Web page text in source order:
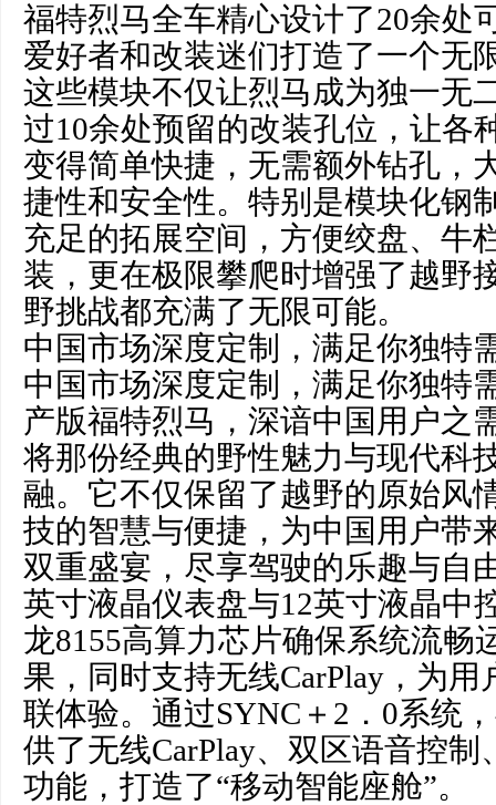
福特烈马全车精心设计了20余处
爱好者和改装迷们打造了一个无
这些模块不仅让烈马成为独一无
过10余处预留的改装孔位，让各
变得简单快捷，无需额外钻孔，
捷性和安全性。特别是模块化钢
充足的拓展空间，方便绞盘、牛
装，更在极限攀爬时增强了越野
野挑战都充满了无限可能。
中国市场深度定制，满足你独特
中国市场深度定制，满足你独特
产版福特烈马，深谙中国用户之
将那份经典的野性魅力与现代科
融。它不仅保留了越野的原始风
技的智慧与便捷，为中国用户带
双重盛宴，尽享驾驶的乐趣与自
英寸液晶仪表盘与12英寸液晶中
龙8155高算力芯片确保系统流畅
果，同时支持无线CarPlay，为
联体验。通过SYNC＋2．0系统
供了无线CarPlay、双区语音控制
功能，打造了“移动智能座舱”。